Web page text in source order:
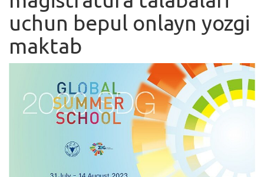
Blog
Yana
Qidirish
Kirish
uchun bepul onlayn yozgi
maktab